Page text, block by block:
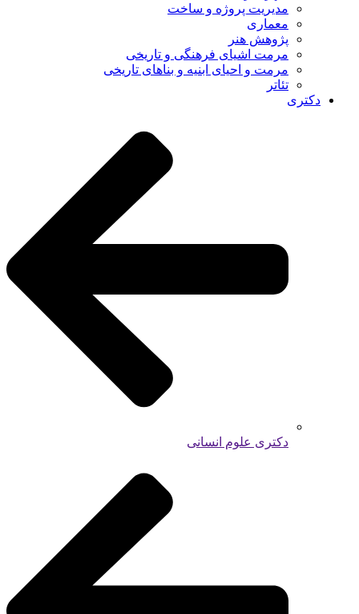
مدیریت پروژه و ساخت
معماری
پژوهش هنر
مرمت اشیای فرهنگی و تاریخی
مرمت و احیای ابنیه و بناهای تاریخی
تئاتر
دکتری
دکتری علوم انسانی